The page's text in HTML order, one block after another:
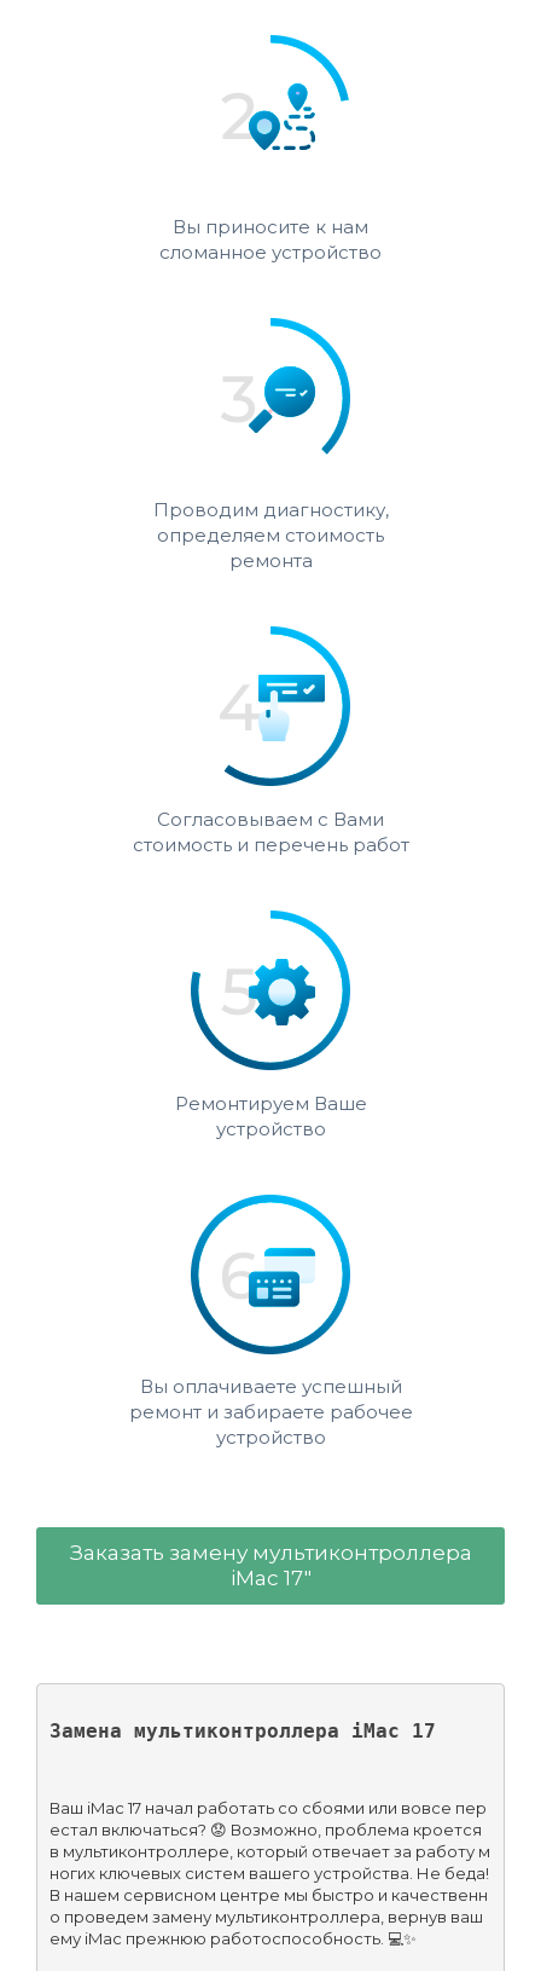
Вы приносите к нам
сломанное устройство
Проводим диагностику,
определяем стоимость
ремонта
Согласовываем с Вами
стоимость и перечень работ
Ремонтируем Ваше
устройство
Вы оплачиваете успешный
ремонт и забираете рабочее
устройство
Заказать замену мультиконтроллера
iMac 17"
Замена мультиконтроллера iMac 17
Ваш iMac 17 начал работать со сбоями или вовсе пер
естал включаться? 😟 Возможно, проблема кроется
в мультиконтроллере, который отвечает за работу м
ногих ключевых систем вашего устройства. Не беда!
В нашем сервисном центре мы быстро и качественн
о проведем замену мультиконтроллера, вернув ваш
ему iMac прежнюю работоспособность. 💻✨